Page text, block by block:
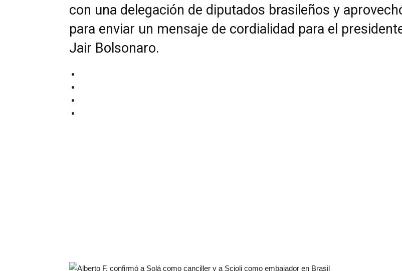
con una delegación de diputados brasileños y
para enviar un mensaje de cordialidad para el
Jair Bolsonaro.